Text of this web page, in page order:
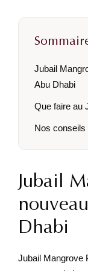
Jubail
Abu Dhabi
Que faire au
Nos conseils
Jubail
Dhabi
Jubail Mangrove